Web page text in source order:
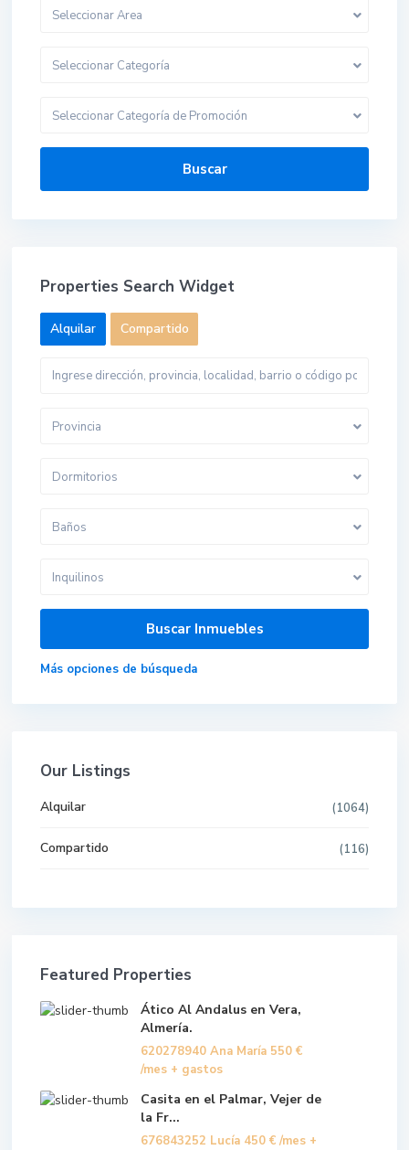
Seleccionar Area
Seleccionar Categoría
Seleccionar Categoría de Promoción
Buscar
Properties Search Widget
Alquilar Compartido
Provincia
Dormitorios
Baños
Inquilinos
Más opciones de búsqueda
Our Listings
Alquilar (1064)
Compartido (116)
Featured Properties
Ático Al Andalus en Vera,
Almería.
620278940 Ana María 550 €
/mes + gastos
Casita en el Palmar, Vejer de
la Fr...
676843252 Lucía 450 € /mes +